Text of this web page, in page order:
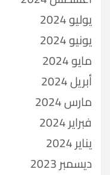
يوليو 2024
يونيو 2024
مايو 2024
أبريل 2024
مارس 2024
فبراير 2024
يناير 2024
ديسمبر 2023